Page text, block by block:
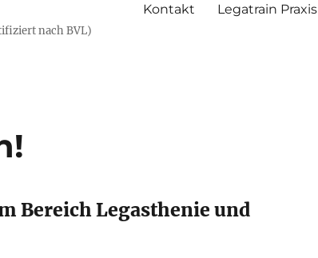
nach BVL)
Kontakt Legatrain Praxis
Bereich Legasthenie und